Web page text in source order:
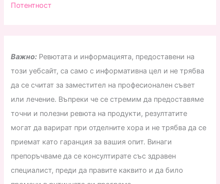
Потентност
Важно: Ревютата и информацията, предоставени на
този уебсайт, са само с информативна цел и не трябва
да се считат за заместител на професионален съвет
или лечение. Въпреки че се стремим да предоставяме
точни и полезни ревюта на продукти, резултатите
могат да варират при отделните хора и не трябва да се
приемат като гаранция за вашия опит. Винаги
препоръчваме да се консултирате със здравен
специалист, преди да правите каквито и да било